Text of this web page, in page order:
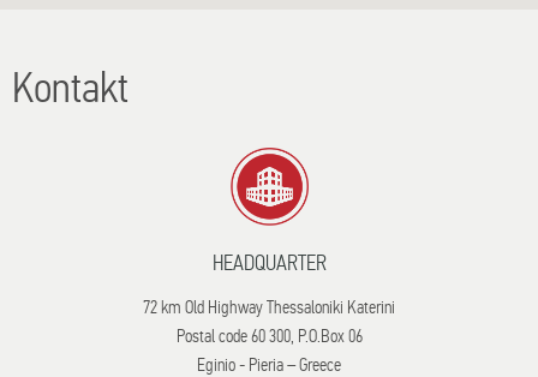
Kontakt
HEADQUARTER
72 km Old Highway Thessaloniki Katerini
Postal code 60 300, P.O.Box 06
Eginio - Pieria – Greece